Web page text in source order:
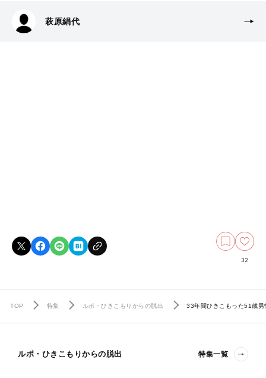
萩原絹代
32
TOP 特集 ルポ・ひきこもりからの脱出 33年間ひきこもった51歳
ルポ・ひきこもりからの脱出 特集一覧